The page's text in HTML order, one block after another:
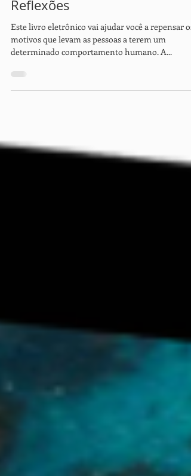
Liberdade de Expressão -
Reflexões
Este livro eletrônico vai ajudar você a repensar os
determinado comportamento humano. A...